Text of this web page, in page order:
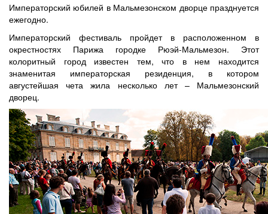
Императорский юбилей в Мальмезонском дворце празднуется
ежегодно.
Императорский фестиваль пройдет в расположенном в
окрестностях Парижа городке Рюэй-Мальмезон. Этот
колоритный город известен тем, что в нем находится
знаменитая императорская резиденция, в котором
августейшая чета жила несколько лет – Мальмезонский
дворец.